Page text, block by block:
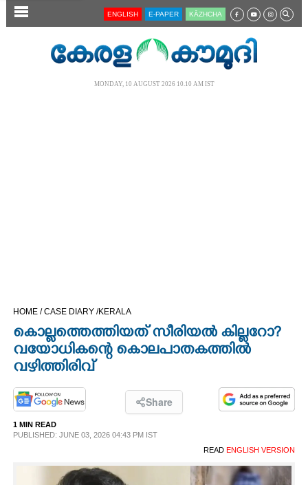
SECTIONS
OPINION
PHOTOS
LIFESTYLE
SPIRITUAL
ENGLISH E-PAPER KĀZHCHA
MONDAY, 10 AUGUST 2026 10.10 AM IST
HOME /CASE DIARY /KERALA
കൊല്ലത്തെത്തിയത് സീരിയൽ കില്ലറോ?
വയോധികന്റെ കൊലപാതകത്തിൽ
വഴിത്തിരിവ്
Share
1 MIN READ
PUBLISHED: JUNE 03, 2026 04:43 PM IST
READ ENGLISH VERSION